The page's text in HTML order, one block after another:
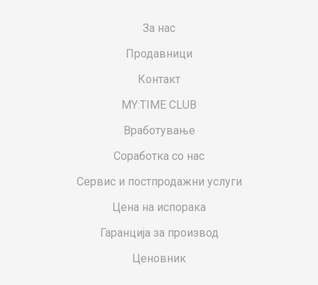
За нас
Продавници
Контакт
MY:TIME CLUB
Вработување
Соработка со нас
Сервис и постпродажни услуги
Цена на испорака
Гаранција за производ
Ценовник